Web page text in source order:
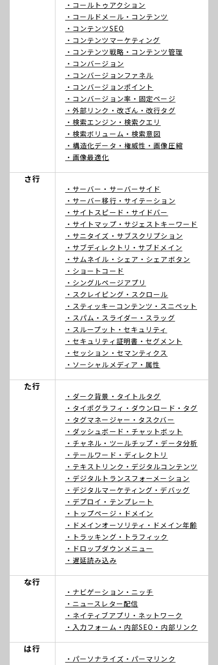
・コールトゥアクション
・コールドメール ・コンテンツ
・コンテンツSEO
・コンテンツマーケティング
・コンテンツ戦略 ・コンテンツ管理
・コンバージョン
・コンバージョンファネル
・コンバージョンポイント
・コンバージョン率 ・固定ページ
・外部リンク ・改ざん ・改行タグ
・検索エンジン ・検索クエリ
・検索ボリューム ・検索意図
・構造化データ ・権威性 ・画像圧縮
・画像最適化
さ行
・サーバー ・サーバーサイド
・サーバー移行 ・サイテーション
・サイトスピード ・サイドバー
・サイトマップ ・サジェストキーワード
・サニタイズ ・サブスクリプション
・サブディレクトリ ・サブドメイン
・サムネイル ・シェア ・シェアボタン
・ショートコード
・シングルページアプリ
・スクレイピング ・スクロール
・スティッキーコンテンツ ・スニペット
・スパム ・スライダー ・スラッグ
・スループット ・セキュリティ
・セキュリティ証明書 ・セグメント
・セッション ・セマンティクス
・ソーシャルメディア ・属性
た行
・ダーク背景 ・タイトルタグ
・タイポグラフィ ・ダウンロード ・タグ
・タグマネージャー ・タスクバー
・ダッシュボード ・チャットボット
・チャネル ・ツールチップ ・データ分析
・テールワード ・ディレクトリ
・テキストリンク ・デジタルコンテンツ
・デジタルトランスフォーメーション
・デジタルマーケティング ・デバッグ
・デプロイ ・テンプレート
・トップページ ・ドメイン
・ドメインオーソリティ ・ドメイン年齢
・トラッキング ・トラフィック
・ドロップダウンメニュー
・遅延読み込み
な行
・ナビゲーション ・ニッチ
・ニュースレター配信
・ネイティブアプリ ・ネットワーク
・入力フォーム ・内部SEO ・内部リンク
は行
・パーソナライズ ・パーマリンク